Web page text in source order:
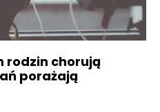
rodzin chorują
porażają